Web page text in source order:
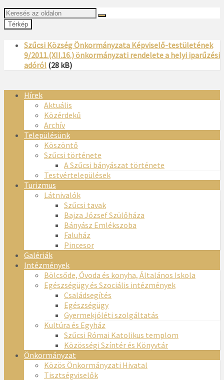
Térkép
Szűcsi Község Önkormányzata Képviselő-testületének
9/2011.(XII.16.) önkormányzati rendelete a helyi iparűzési
adóról (28 kB)
Hírek
Aktuális
Közérdekű
Archív
Településünk
Köszöntő
Szűcsi története
A Szűcsi bányászat története
Testvértelepülések
Turizmus
Látnivalók
Szűcsi tavak
Bajza József Szülőháza
Bányász Emlékszoba
Faluház
Pincesor
Galériák
Intézmények
Bölcsőde, Óvoda és konyha, Általános Iskola
Egészségügy és Szociális intézmények
Családsegítés
Egészségügy
Gyermekjóléti szolgáltatás
Kultúra és Egyház
Szűcsi Római Katolikus templom
Közösségi Színtér és Könyvtár
Önkormányzat
Közös Önkormányzati Hivatal
Tisztségviselők